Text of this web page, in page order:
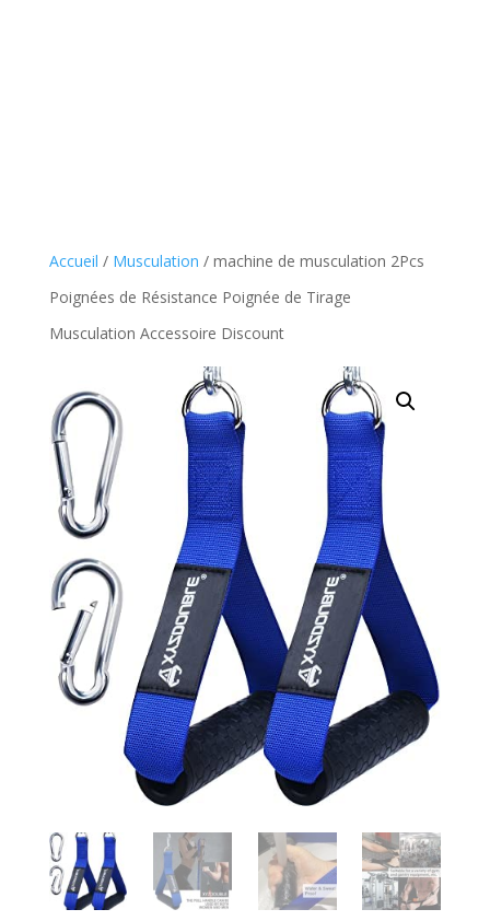
Accueil / Musculation / machine de musculation 2Pcs
Poignées de Résistance Poignée de Tirage
Musculation Accessoire Discount